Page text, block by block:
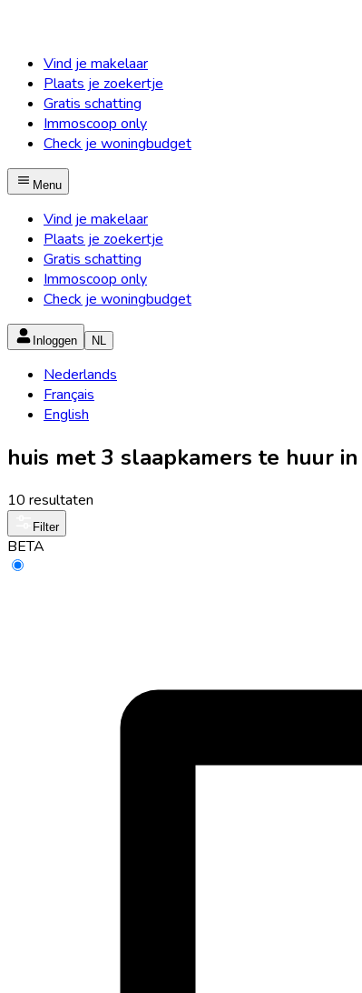
Vind je makelaar
Plaats je zoekertje
Gratis schatting
Immoscoop only
Check je woningbudget
Menu
Vind je makelaar
Plaats je zoekertje
Gratis schatting
Immoscoop only
Check je woningbudget
Inloggen NL
Nederlands
Français
English
huis met 3 slaapkamers te huur
10 resultaten
Filter
BETA